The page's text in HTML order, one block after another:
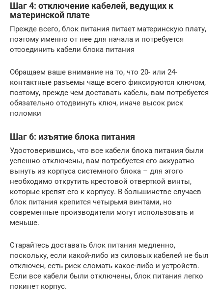
Шаг 4: отключение кабелей, ведущих к
материнской плате
Прежде всего, блок питания питает материнскую плату,
поэтому именно от нее для начала и потребуется
отсоединить кабели блока питания
Обращаем ваше внимание на то, что 20- или 24-
контактные разъемы чаще всего фиксируются ключом,
поэтому, прежде чем доставать кабель, вам потребуется
обязательно отодвинуть ключ, иначе высок риск
поломки
Шаг 6: изъятие блока питания
Удостоверившись, что все кабели блока питания были
успешно отключены, вам потребуется его аккуратно
вынуть из корпуса системного блока – для этого
необходимо открутить крестовой отверткой винты,
которые крепят его к корпусу. В большинстве случаев
блок питания крепится четырьмя винтами, но
современные производители могут использовать и
меньше.
Старайтесь доставать блок питания медленно,
поскольку, если какой-либо из силовых кабелей не был
отключен, есть риск сломать какое-либо и устройств.
Если все кабели были отключены, блок питания легко
покинет корпус.